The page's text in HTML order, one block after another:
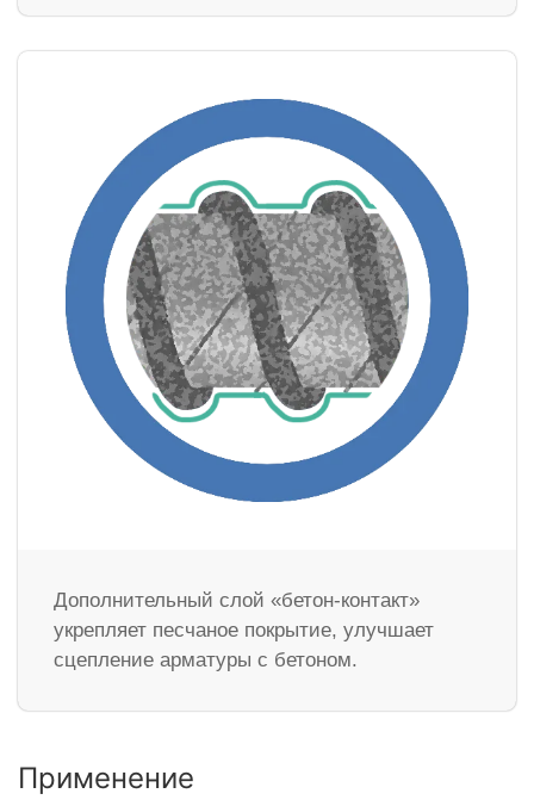
Дополнительный слой «бетон-контакт»
укрепляет песчаное покрытие, улучшает
сцепление арматуры с бетоном.
Применение